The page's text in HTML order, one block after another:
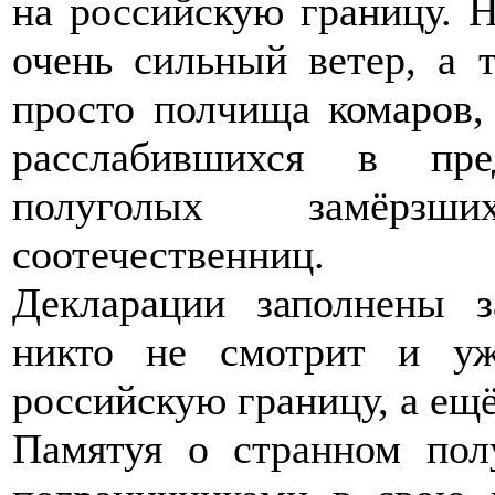
на российскую границу.
очень сильный ветер, а
просто полчища
расслабившихся в
полуголых
соотечественниц.
Декларации заполнены
никто не смотрит и
российскую границу, а
Памятуя о странном